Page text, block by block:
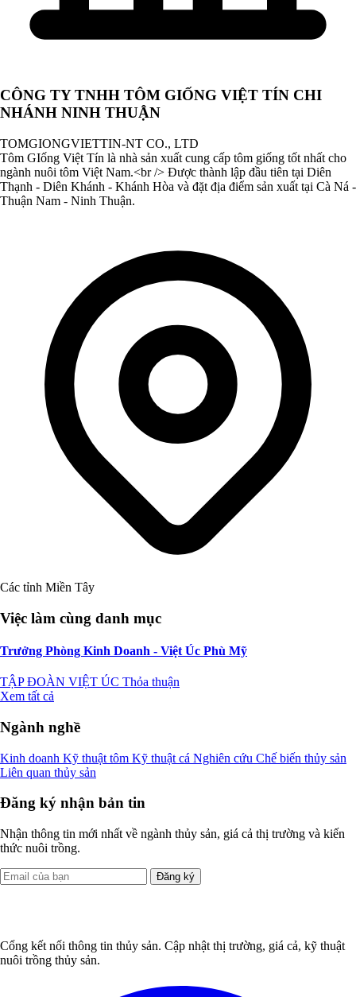
CÔNG TY TNHH TÔM GIỐNG VIỆT TÍN CHI
NHÁNH NINH THUẬN
TOMGIONGVIETTIN-NT CO., LTD
Tôm GIống Việt Tín là nhà sản xuất cung cấp tôm giống tốt nhất cho
ngành nuôi tôm Việt Nam.<br /> Được thành lập đầu tiên tại Diên
Thạnh - Diên Khánh - Khánh Hòa và đặt địa điểm sản xuất tại Cà Ná -
Thuận Nam - Ninh Thuận.
Các tỉnh Miền Tây
Việc làm cùng danh mục
Trưởng Phòng Kinh Doanh - Việt Úc Phù Mỹ
TẬP ĐOÀN VIỆT ÚC Thỏa thuận
Xem tất cả
Ngành nghề
Kinh doanh Kỹ thuật tôm Kỹ thuật cá Nghiên cứu Chế biến thủy sản
Liên quan thủy sản
Đăng ký nhận bản tin
Nhận thông tin mới nhất về ngành thủy sản, giá cả thị trường và kiến
thức nuôi trồng.
Đăng ký
Cổng kết nối thông tin thủy sản. Cập nhật thị trường, giá cả, kỹ thuật
nuôi trồng thủy sản.